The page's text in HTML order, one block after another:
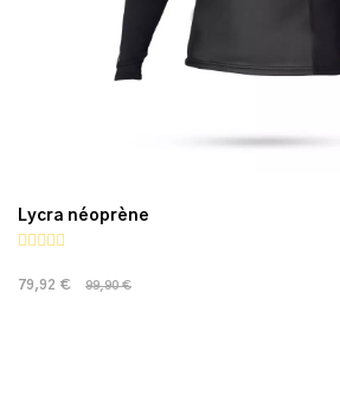
Lycra néoprène
79,92 € 99,90 €